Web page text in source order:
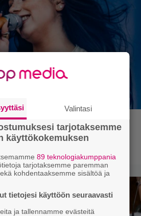
vuotta -tapahtuma
syyskuussa – muista
konsertti
Valintasi
tarjotaksemme
käyttökokemuksen
89 teknologiakumppania
tarjotaksemme paremman
kohdentaaksemme sisältöä ja
tietojesi käyttöön seuraavasti
ja tallennamme evästeitä